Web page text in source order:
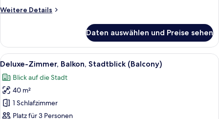
Weitere Details
Weitere
Zimmer,
2 Einzelbetten,
Stadtblick
Daten auswählen und Preise sehen
Alle
Fotos
für
Deluxe-
Zimmer,
Balkon,
Ein Hotelzimmer mit einem großen
7
Deluxe-Zimmer, Balkon, Stadtblick (Balcony)
Blick auf die Stadt
40 m²
1 Schlafzimmer
Platz für 3 Personen